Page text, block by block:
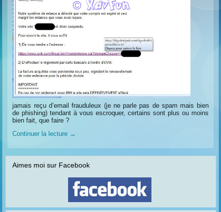
jamais reçu d’email frauduleux (je ne parle pas de spam mais bien
de phishing) tendant à vous escroquer, certains sont plus ou moins
bien fait, que faire ?
Continuer la lecture →
Aimes moi sur Facebook